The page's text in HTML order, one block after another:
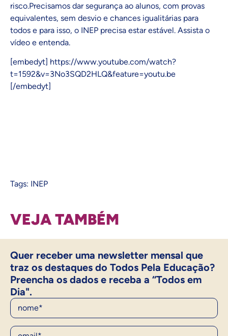
risco.Precisamos dar segurança ao alunos, com provas
equivalentes, sem desvio e chances igualitárias para
todos e para isso, o INEP precisa estar estável. Assista o
vídeo e entenda.
[embedyt] https://www.youtube.com/watch?
t=1592&v=3No3SQD2HLQ&feature=youtu.be
[/embedyt]
Tags: INEP
VEJA TAMBÉM
Quer receber uma newsletter mensal que
traz os destaques do Todos Pela Educação?
Preencha os dados e receba a “Todos em
Dia".
Nome
E-Mail